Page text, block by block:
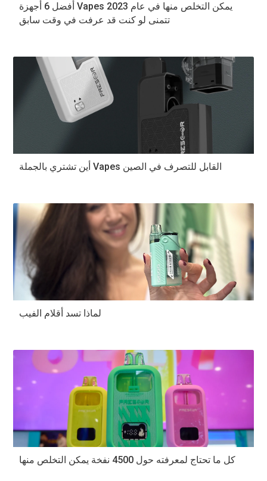
أفضل 6 أجهزة Vapes يمكن التخلص منها في عام 2023
تتمنى لو كنت قد عرفت في وقت سابق
أين تشتري بالجملة Vapes القابل للتصرف في الصين
لماذا تسد أقلام الفيب
كل ما تحتاج لمعرفته حول 4500 نفخة يمكن التخلص منها